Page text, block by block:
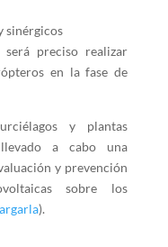
sinérgicos
será preciso realizar
en la fase de
y plantas
a cabo una
y prevención
sobre los
).